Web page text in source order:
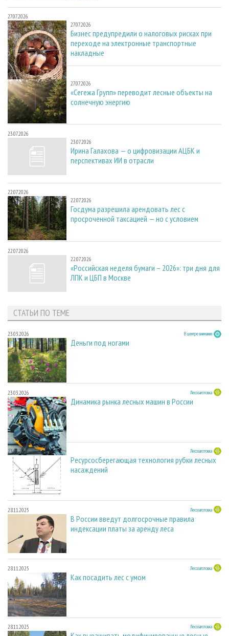
27.07.2026
27.07.2026
Бизнес предупредили о налоговых рисках при
переходе на электронные транспортные
накладные
27.07.2026
27.07.2026
«Сегежа Групп» переводит лесные объекты на
солнечную энергию
23.07.2026
23.07.2026
Ирина Галахова — о цифровизации АЦБК и
перспективах ИИ в отрасли
22.07.2026
22.07.2026
Госдума разрешила арендовать лес с
просроченной таксацией — но с условием
22.07.2026
22.07.2026
«Российская неделя бумаги – 2026»: три дня для
ЛПК и ЦБП в Москве
СТАТЬИ ПО ТЕМЕ
23.03.2026 В центре внимания
Деньги под ногами
23.03.2026 Лесозаготовка
Динамика рынка лесных машин в России
23.03.2026 Лесозаготовка
Ресурсосберегающая технология рубки лесных
насаждений
28.11.2025 Лесозаготовка
В России введут долгосрочные правила
индексации платы за аренду леса
28.11.2025 Лесозаготовка
Как посадить лес с умом
28.11.2025 Лесозаготовка